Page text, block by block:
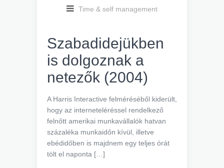
Time & self management
Szabadidejükben
is dolgoznak a
netezők (2004)
A Harris Interactive felméréséből kiderült,
hogy az interneteléréssel rendelkező
felnőtt amerikai munkavállalók hatvan
százaléka munkaidőn kívül, illetve
ebédidőben is majdnem egy teljes órát
tölt el naponta […]